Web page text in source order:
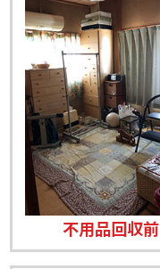
不用品回収前